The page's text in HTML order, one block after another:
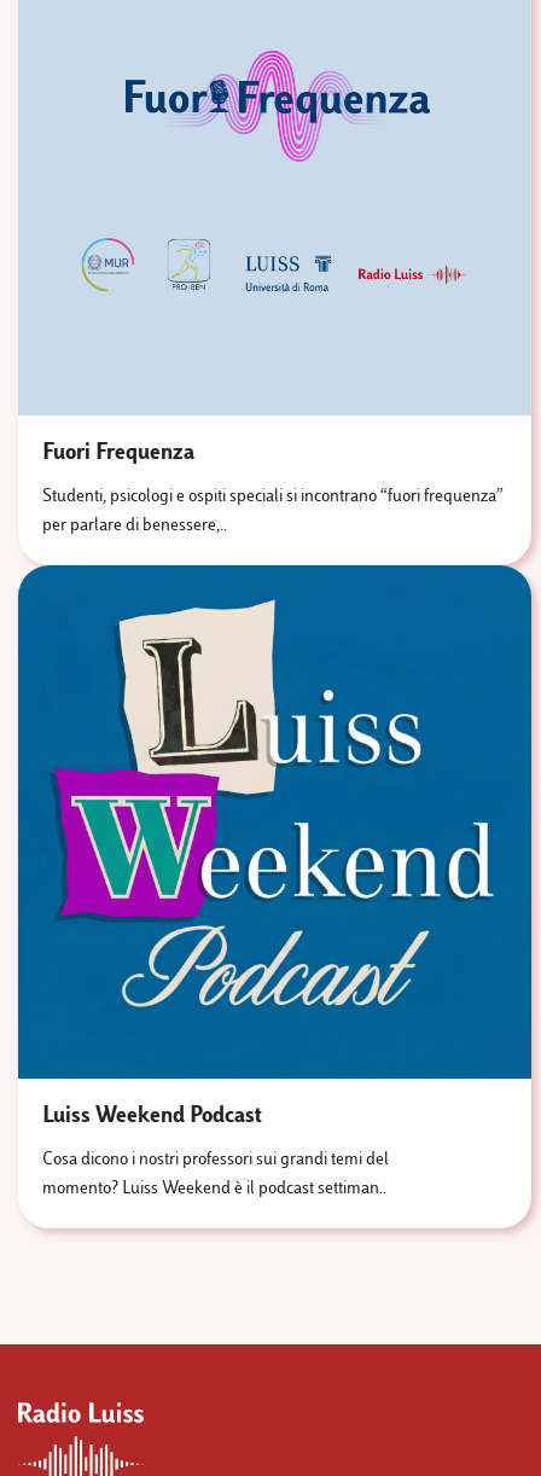
Fuori Frequenza
Studenti, psicologi e ospiti speciali si incontrano “fuori frequenza”
per parlare di benessere,..
Luiss Weekend Podcast
Cosa dicono i nostri professori sui grandi temi del
momento? Luiss Weekend è il podcast settiman..